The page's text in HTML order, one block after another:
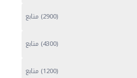
(2900) متابع
(4300) متابع
(1200) متابع